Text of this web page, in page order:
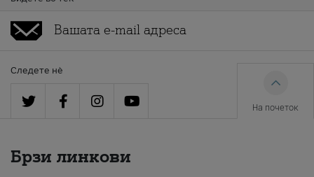
Следете нè
На почеток
Брзи линкови